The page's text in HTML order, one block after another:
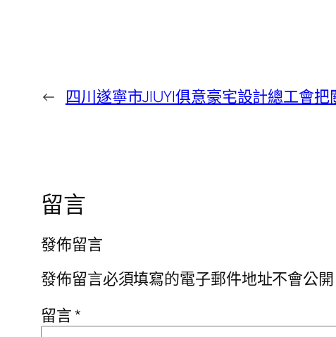
← 四川遂寧市JIUYI俱意豪宅設計總工會
留言
發佈留言
發佈留言必須填寫的電子郵件地址不會公開
留言*